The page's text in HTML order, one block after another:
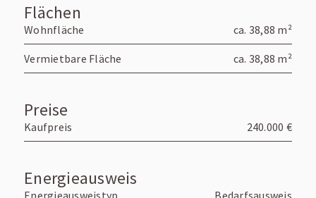
Flächen
Wohnfläche ca. 38,88 m²
Vermietbare Fläche ca. 38,88 m²
Preise
Kaufpreis 240.000 €
Energieausweis